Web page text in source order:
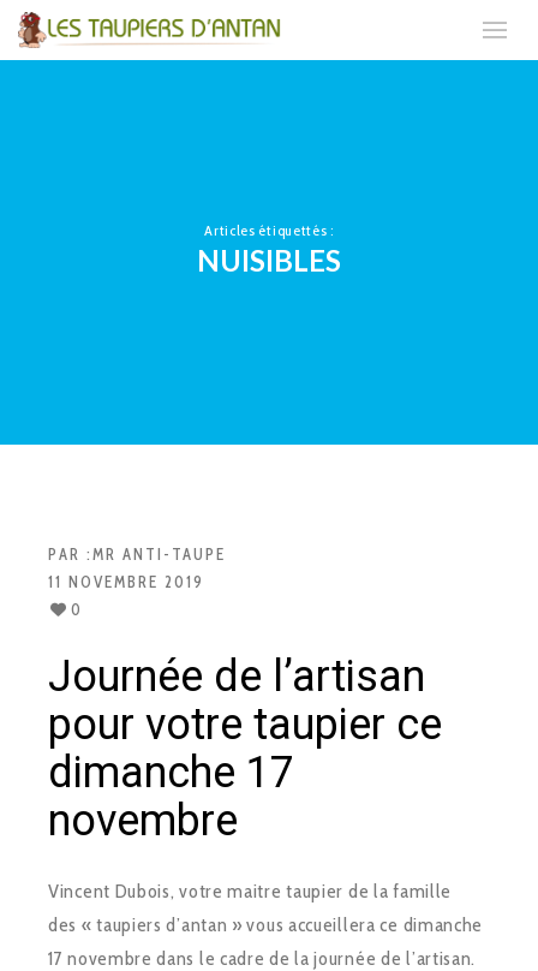
Articles étiquettés :
NUISIBLES
PAR :MR ANTI-TAUPE
11 NOVEMBRE 2019
0
Journée de l’artisan
pour votre taupier ce
dimanche 17
novembre
Vincent Dubois, votre maitre taupier de la famille
des « taupiers d’antan » vous accueillera ce dimanche
17 novembre dans le cadre de la journée de l’artisan.